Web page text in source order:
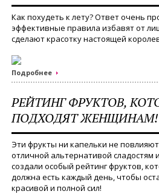
Как похудеть к лету? Ответ очень
эффективные правила избавят от
сделают красотку настоящей
Подробнее
РЕЙТИНГ ФРУКТОВ,
ПОДХОДЯТ ЖЕНЩИНАМ!
Эти фрукты ни капельки не
отличной альтернативой сладостям
создали особый рейтинг фруктов,
должна есть каждый день, чтобы
красивой и полной сил!